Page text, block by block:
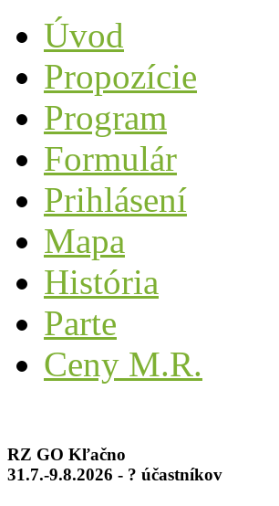
Úvod
Propozície
Program
Formulár
Prihlásení
Mapa
História
Parte
Ceny M.R.
RZ GO Kľačno
31.7.-9.8.2026 - ? účastníkov